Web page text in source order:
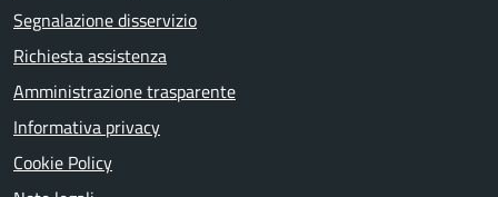
Segnalazione disservizio
Richiesta assistenza
Amministrazione trasparente
Informativa privacy
Cookie Policy